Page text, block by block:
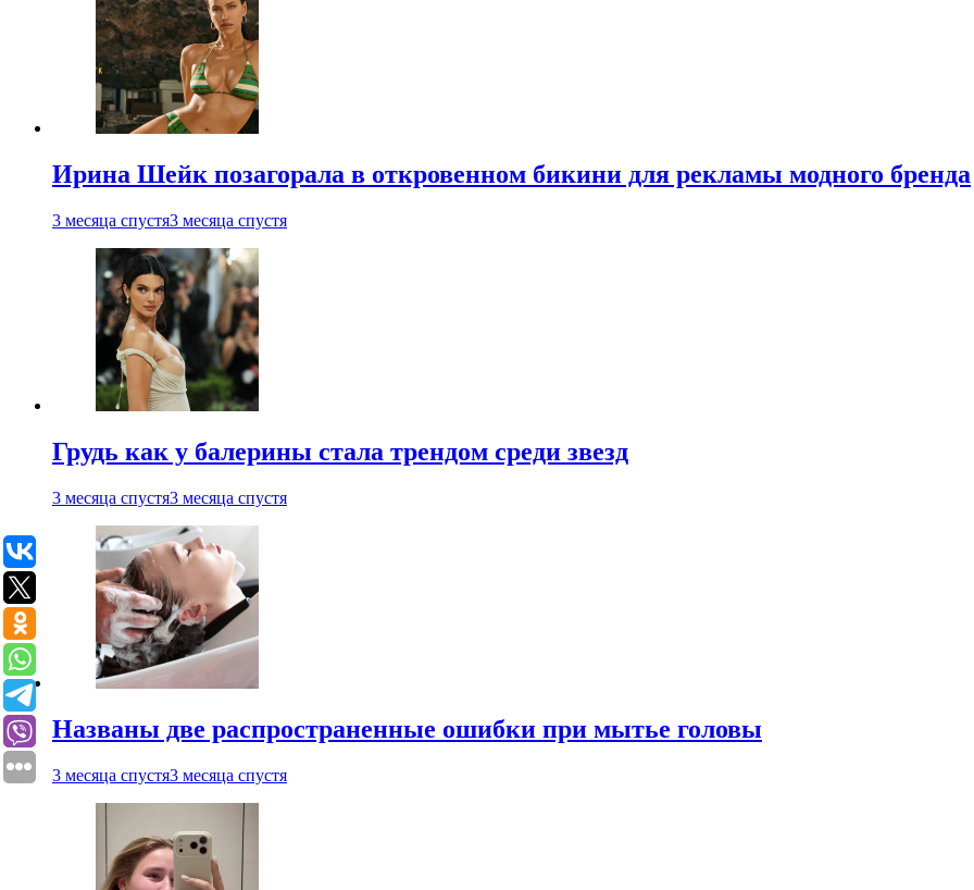
Ирина Шейк позагорала в откровенном бикини для рекламы модного бренда
3 месяца спустя3 месяца спустя
Грудь как у балерины стала трендом среди звезд
3 месяца спустя3 месяца спустя
Названы две распространенные ошибки при мытье головы
3 месяца спустя3 месяца спустя